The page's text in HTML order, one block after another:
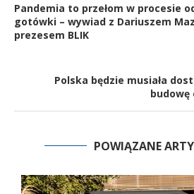
Pandemia to przełom w procesie
gotówki – wywiad z Dariuszem
prezesem BLIK
Polska będzie musiała
POWIĄZANE